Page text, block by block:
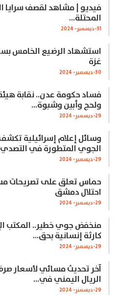
فيديو | مشاهد لقصف سرايا
المحتلة…
31-ديسمبر- 2024
استشهاد الرضيع الخامس
غزة
30-ديسمبر- 2024
فساد حكومة عدن.. نقابة
ولحج وأبين وشبوة…
29-ديسمبر- 2024
وسائل إعلام إسرائيلية
الجوي المتطورة في
29-ديسمبر- 2024
حماس تعلق على تصريحات
احتلال دمشق
29-ديسمبر- 2024
منخفض جوي خطير.. المكتب
كارثة إنسانية بحق…
29-ديسمبر- 2024
آخر تحديث مسائي لأسعار
الريال اليمني في…
29-ديسمبر- 2024